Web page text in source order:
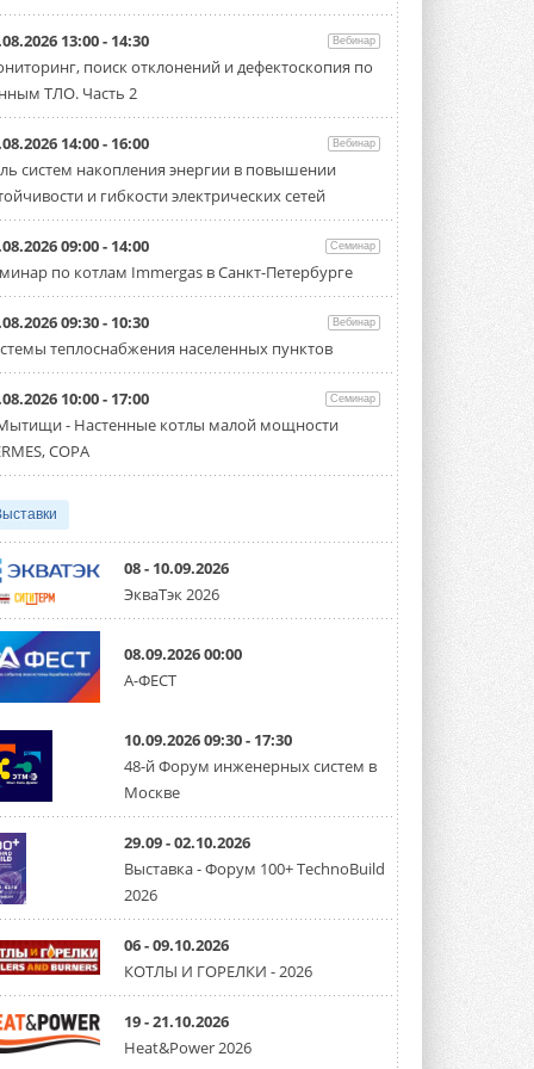
Samsung выпускает VRF-
систему DVM на R32
Линейка включает семь типоразмеров
производительностью от 22,4 до 56 кВт.
Суммарная длина трубопроводов ...
«СиСофт Девелопмент» подвел
итоги конкурса студенческих
проектов «ТИМ-лидеры 2026»
Новый сезон конкурса «ТИМ-лидеры»
стартует уже в сентябре 2026 года ...
3 АВГУСТА 2026
«Русклимат» укрепляет
партнёрство за Уралом
Президент Омского землячества в
Москве Михаил Тимошенко посетил
Омск с трёхдневным рабочим визитом ...
31 ИЮЛЯ 2026
Carrier модернизирует
19XR
Mitsubishi расширяет
направление систем
охлаждения для ЦОД
компанию MEHITS US Inc. ...
31 ИЮЛЯ 2026
иностранных инверторов
28 июля 2026 года Федеральная
комиссия по связи США (FCC) обновила
свой специальный перечень Covered ...
31 ИЮЛЯ 2026
Уже через месяц в России
можно будет устанавливать
солнечные панели в МКД
С 1 сентября снимается запрет на
микрогенерацию в многоквартирных ...
30 ИЮЛЯ 2026
Канальные вентиляторы с ЕС-
двигателями Sysimple TRS EC
Poti
13:00 - 14:30 Вебинар
поиск отклонений и дефектоскопия по
ТЛО. Часть 2
14:00 - 16:00 Вебинар
систем накопления энергии в повышении
и гибкости электрических сетей
09:00 - 14:00 Семинар
по котлам Immergas в Санкт-Петербурге
09:30 - 10:30 Вебинар
теплоснабжения населенных пунктов
10:00 - 17:00 Семинар
- Настенные котлы малой мощности
COPA
08 - 10.09.2026
ЭкваТэк 2026
08.09.2026 00:00
А-ФЕСТ
10.09.2026 09:30 - 17:30
48-й Форум инженерных систем в
Москве
29.09 - 02.10.2026
Выставка - Форум 100+ TechnoBuild
2026
06 - 09.10.2026
КОТЛЫ И ГОРЕЛКИ - 2026
19 - 21.10.2026
Heat&Power 2026